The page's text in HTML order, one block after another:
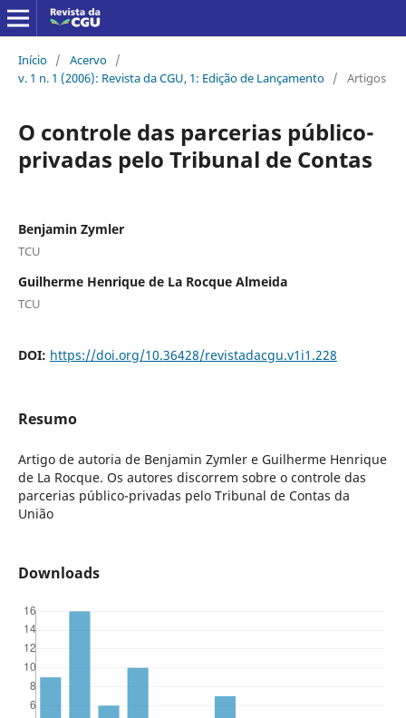
Início / Acervo /
v. 1 n. 1 (2006): Revista da CGU, 1: Edição de Lançamento / Artigos
O controle das parcerias público-
privadas pelo Tribunal de Contas
Benjamin Zymler
TCU
Guilherme Henrique de La Rocque Almeida
TCU
DOI: https://doi.org/10.36428/revistadacgu.v1i1.228
Resumo
Artigo de autoria de Benjamin Zymler e Guilherme Henrique
de La Rocque. Os autores discorrem sobre o controle das
parcerias público-privadas pelo Tribunal de Contas da
União
Downloads